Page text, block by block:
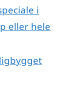
i
eller hele